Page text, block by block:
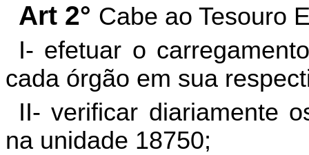
Art 2° Cabe ao Tesouro
I- efetuar o
cada órgão em sua
II- verificar diariamente
na unidade 18750;